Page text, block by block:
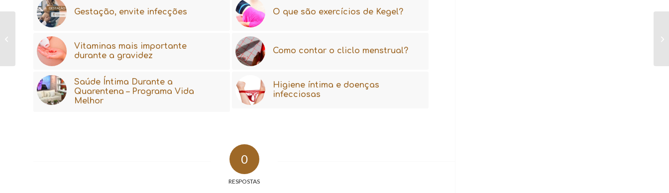
Gestação, envite infecções O que são exercícios de Kegel?
Vitaminas mais importante
durante a gravidez
Como contar o cliclo menstrual?
Saúde Íntima Durante a
Quarentena – Programa Vida
Melhor
Higiene íntima e doenças
infecciosas
0
RESPOSTAS
tranquila